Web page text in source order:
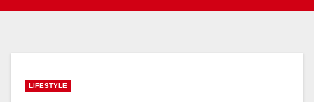
LIFESTYLE